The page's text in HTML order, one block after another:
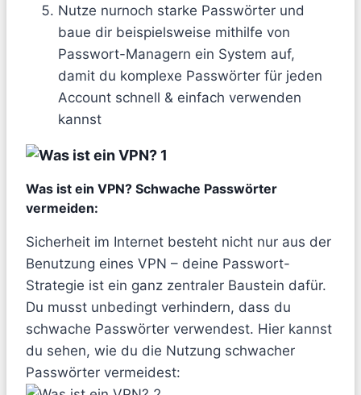
Nutze nurnoch starke Passwörter und
baue dir beispielsweise mithilfe von
Passwort-Managern ein System auf,
damit du komplexe Passwörter für jeden
Account schnell & einfach verwenden
kannst
Was ist ein VPN? Schwache Passwörter
vermeiden:
Sicherheit im Internet besteht nicht nur aus der
Benutzung eines VPN – deine Passwort-
Strategie ist ein ganz zentraler Baustein dafür.
Du musst unbedingt verhindern, dass du
schwache Passwörter verwendest. Hier kannst
du sehen, wie du die Nutzung schwacher
Passwörter vermeidest: